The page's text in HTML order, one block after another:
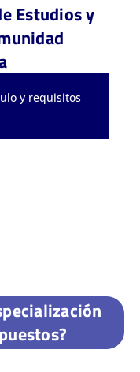
Estudios y
y requisitos